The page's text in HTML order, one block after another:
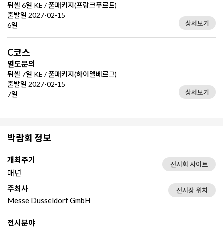
뒤셀 6일 KE / 풀패키지(프랑크푸르트)
출발일 2027-02-15
6일
상세보기
C코스
별도문의
뒤셀 7일 KE / 풀패키지(하이델베르그)
출발일 2027-02-15
7일
상세보기
박람회 정보
개최주기
매년
전시회 사이트
주최사
Messe Dusseldorf GmbH
전시장 위치
전시분야